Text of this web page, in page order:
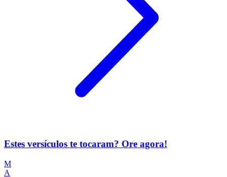
Estes versículos te tocaram? Ore agora!
M
A